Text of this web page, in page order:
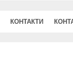
КОНТАКТИ